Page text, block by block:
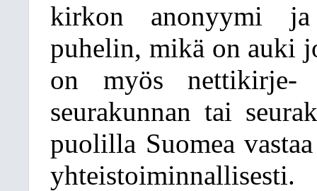
kirkon anonyymi ja
puhelin, mikä on auki
on myös
seurakunnan tai
puolilla Suomea